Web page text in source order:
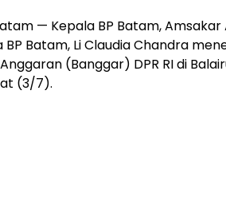
— Kepala BP Batam,
BP Batam, Li Claudia Chandra
(Banggar) DPR RI di
(3/7).